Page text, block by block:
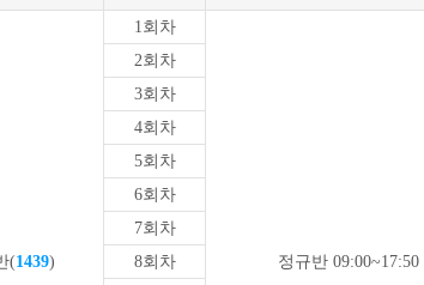
(1439)
1회차
정규반 09:00~17:50
2회차
3회차
4회차
5회차
6회차
7회차
8회차